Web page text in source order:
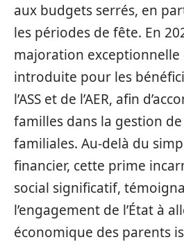
aux budgets serrés, en
les périodes de fête. En
majoration exceptionnelle
introduite pour les
l’ASS et de l’AER, afin
familles dans la gestion
familiales. Au-delà du
financier, cette prime
social significatif,
l’engagement de l’État à
économique des parents